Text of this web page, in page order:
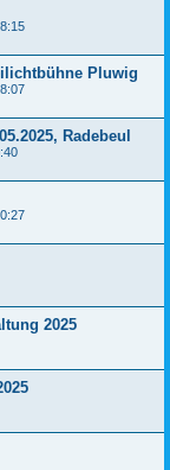
Pluwig
Radebeul
2025